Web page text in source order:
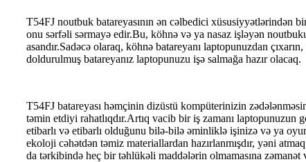
T54FJ noutbuk batareyasının ən cəlbedici xüsusiyyətlərindən
onu sərfəli sərmayə edir.Bu, köhnə və ya nasaz işləyən
asandır.Sadəcə olaraq, köhnə batareyanı laptopunuzdan
doldurulmuş batareyanız laptopunuzu işə salmağa hazır olacaq.
T54FJ batareyası həmçinin dizüstü kompüterinizin
təmin etdiyi rahatlıqdır.Artıq vacib bir iş zamanı
etibarlı və etibarlı olduğunu bilə-bilə əminliklə işinizə və ya
ekoloji cəhətdən təmiz materiallardan hazırlanmışdır, yəni
da tərkibində heç bir təhlükəli maddələrin olmamasına zəmanət